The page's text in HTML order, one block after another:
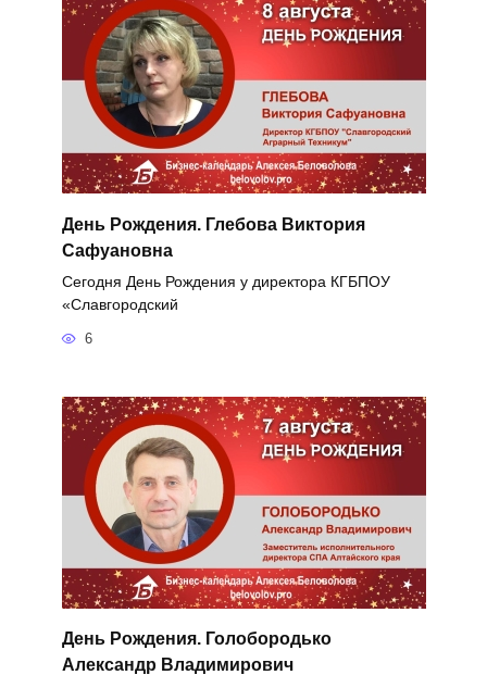
День Рождения. Глебова Виктория
Сафуановна
Сегодня День Рождения у директора КГБПОУ
«Славгородский
6
День Рождения. Голобородько
Александр Владимирович